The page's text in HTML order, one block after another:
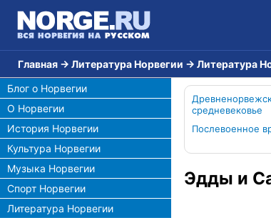
Главная → Литература Норвегии → Литература
Блог о Норвегии
О Норвегии
История Норвегии
Культура Норвегии
Музыка Норвегии
Спорт Норвегии
Литература Норвегии
средневековье
Послевоенное
Эдды и